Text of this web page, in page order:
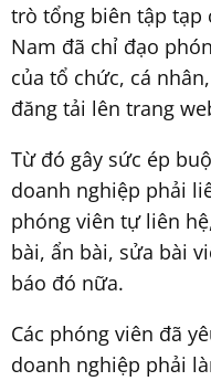
trò tổng biên tập
Nam đã chỉ đạo
của tổ chức, cá
đăng tải lên trang
Từ đó gây sức ép
doanh nghiệp phải
phóng viên tự liên
bài, ẩn bài, sửa bài
báo đó nữa.
Các phóng viên đã
doanh nghiệp phải